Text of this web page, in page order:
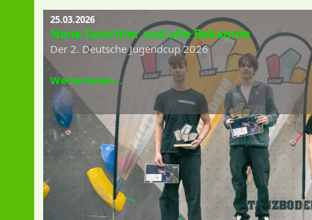
25.03.2026
Neue Gesichter und alte Bekannte
Der 2. Deutsche Jugendcup 2026
Weiterlesen...